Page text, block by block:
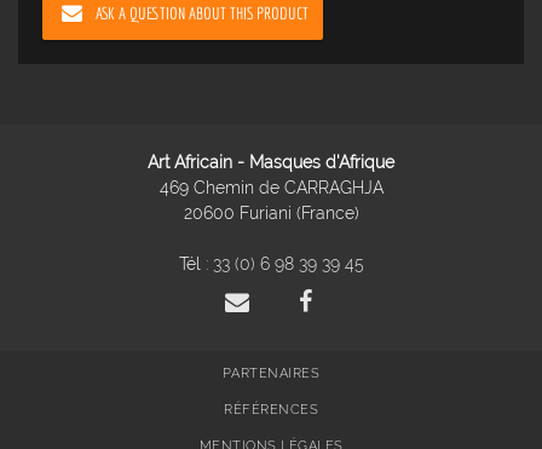
ASK A QUESTION ABOUT THIS PRODUCT
Art Africain - Masques d'Afrique
469 Chemin de CARRAGHJA
20600 Furiani (France)
Tél : 33 (0) 6 98 39 39 45
PARTENAIRES
RÉFÉRENCES
MENTIONS LÉGALES